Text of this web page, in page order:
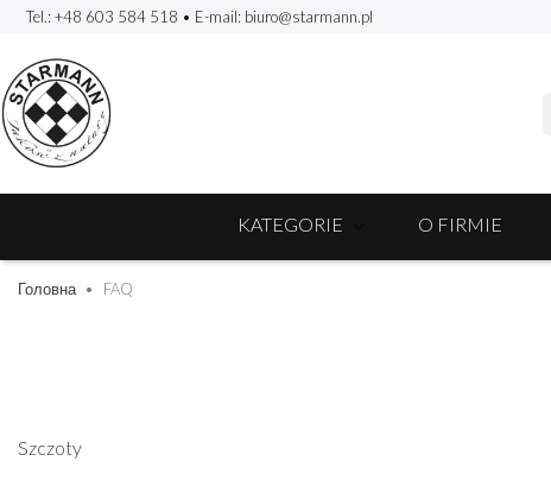
Tel.: +48 603 584 518 • E-mail: biuro@starmann.pl
KATEGORIE O FIRMIE
Головна FAQ
Szczoty